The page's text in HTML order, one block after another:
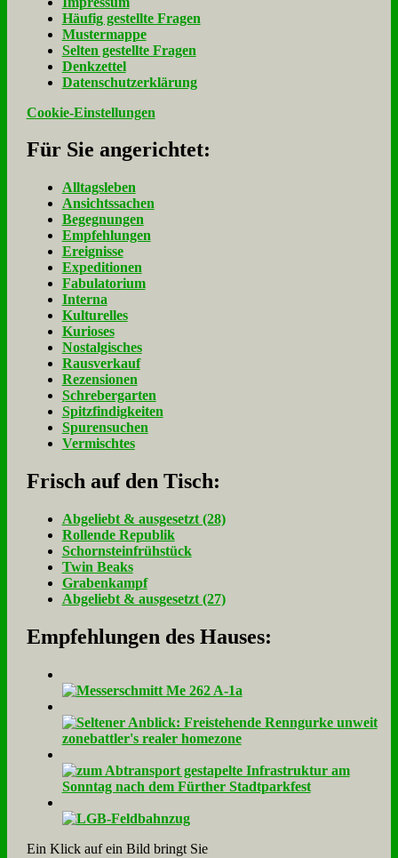
Häu­fig ge­stell­te Fra­gen
Mu­ster­map­pe
Sel­ten ge­stell­te Fra­gen
Denk­zet­tel
Da­ten­schutz­er­klä­rung
Cookie-Einstellungen
Für Sie an­ge­rich­tet:
Alltagsleben
Ansichtssachen
Begegnungen
Empfehlungen
Ereignisse
Expeditionen
Fabulatorium
Interna
Kulturelles
Kurioses
Nostalgisches
Rausverkauf
Rezensionen
Schrebergarten
Spitzfindigkeiten
Spurensuchen
Vermischtes
Frisch auf den Tisch:
Ab­ge­liebt & aus­ge­setzt (28)
Rol­len­de Re­pu­blik
Schorn­stein­früh­stück
Twin Beaks
Gra­ben­kampf
Ab­ge­liebt & aus­ge­setzt (27)
Empfehlungen des Hauses:
Ein Klick auf ein Bild bringt Sie